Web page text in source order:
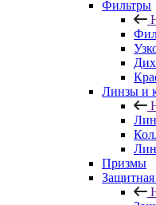
Фильтры
Линзы и
Призмы